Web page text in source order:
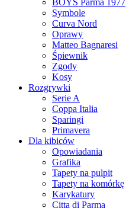
BOYS Parma 1977
Symbole
Curva Nord
Oprawy
Matteo Bagnaresi
Śpiewnik
Zgody
Kosy
Rozgrywki
Serie A
Coppa Italia
Sparingi
Primavera
Dla kibiców
Opowiadania
Grafika
Tapety na pulpit
Tapety na komórkę
Karykatury
Citta di Parma